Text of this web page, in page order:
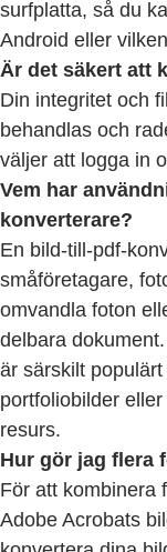
surfplatta, så du
Android eller
Är det säkert att
Din integritet och
behandlas och
väljer att logga in
Vem har
konverterare?
En bild-till-pdf-
småföretagare,
omvandla foton
delbara
är särskilt
portfoliobilder
resurs.
Hur gör jag flera
För att kombinera
Adobe Acrobats